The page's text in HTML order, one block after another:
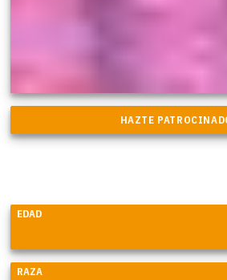
EDAD
RAZA